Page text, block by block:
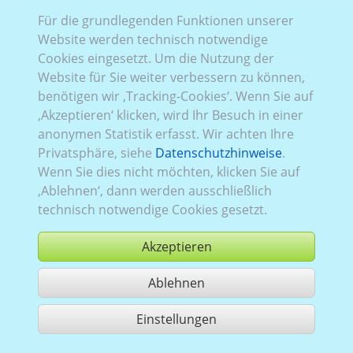
kaufen
1 Treffer teilen
Für die grundlegenden Funktionen unserer
Website werden technisch notwendige
Cookies eingesetzt. Um die Nutzung der
Website für Sie weiter verbessern zu können,
benötigen wir ‚Tracking-Cookies‘. Wenn Sie auf
‚Akzeptieren‘ klicken, wird Ihr Besuch in einer
anonymen Statistik erfasst. Wir achten Ihre
Privatsphäre, siehe Datenschutzhinweise.
Wenn Sie dies nicht möchten, klicken Sie auf
‚Ablehnen‘, dann werden ausschließlich
technisch notwendige Cookies gesetzt.
Akzeptieren
Ablehnen
Einstellungen